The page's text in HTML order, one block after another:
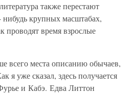
также перестают
нибудь крупных масштабах,
проводят время взрослые
всего места описанию обычаев,
я уже сказал, здесь получается
и Кабэ. Едва Литтон